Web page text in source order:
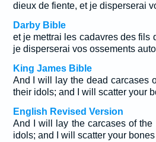
dieux de fiente, et je disperserai
Darby Bible
et je mettrai les cadavres des fils
je disperserai vos ossements
King James Bible
And I will lay the dead carcases
their idols; and I will scatter your
English Revised Version
And I will lay the carcases of
idols; and I will scatter your